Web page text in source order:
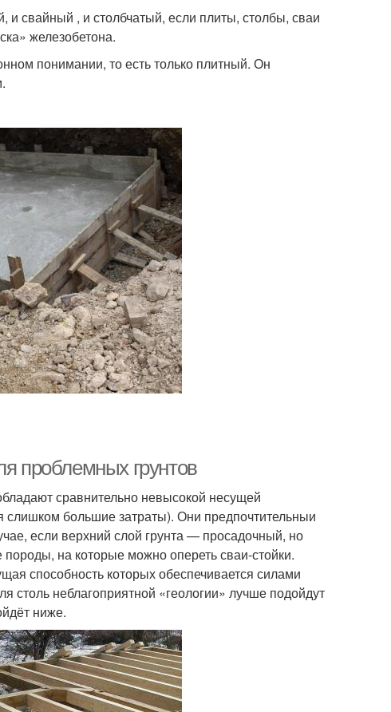
свайный , и столбчатый, если плиты, столбы, сваи
железобетона.
понимании, то есть только плитный. Он
проблемных грунтов
сравнительно невысокой несущей
слишком большие затраты). Они предпочтительныи
если верхний слой грунта — просадочный, но
на которые можно опереть сваи-стойки.
способность которых обеспечивается силами
столь неблагоприятной «геологии» лучше подойдут
ниже.